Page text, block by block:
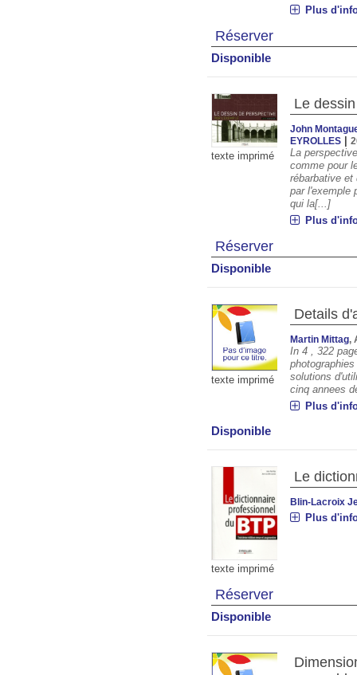
Plus
Réserver
Disponible
texte imprimé
Le
John
EYROLLES |
La
comme pour
rébarbative
par l'exemple
qui la[...]
Plus
Réserver
Disponible
texte imprimé
Details
Martin Mittag,
In 4 , 322
solutions
cinq annees
Plus
Disponible
texte imprimé
Le
Blin-Lacroix
Plus
Réserver
Disponible